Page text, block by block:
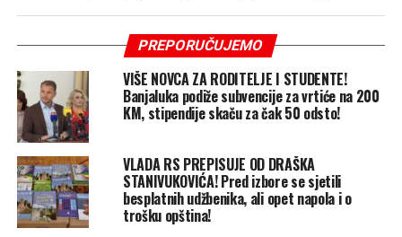
PREPORUČUJEMO
VIŠE NOVCA ZA RODITELJE I STUDENTE!
Banjaluka podiže subvencije za vrtiće na 200
KM, stipendije skaču za čak 50 odsto!
VLADA RS PREPISUJE OD DRAŠKA
STANIVUKOVIĆA! Pred izbore se sjetili
besplatnih udžbenika, ali opet napola i o
trošku opština!